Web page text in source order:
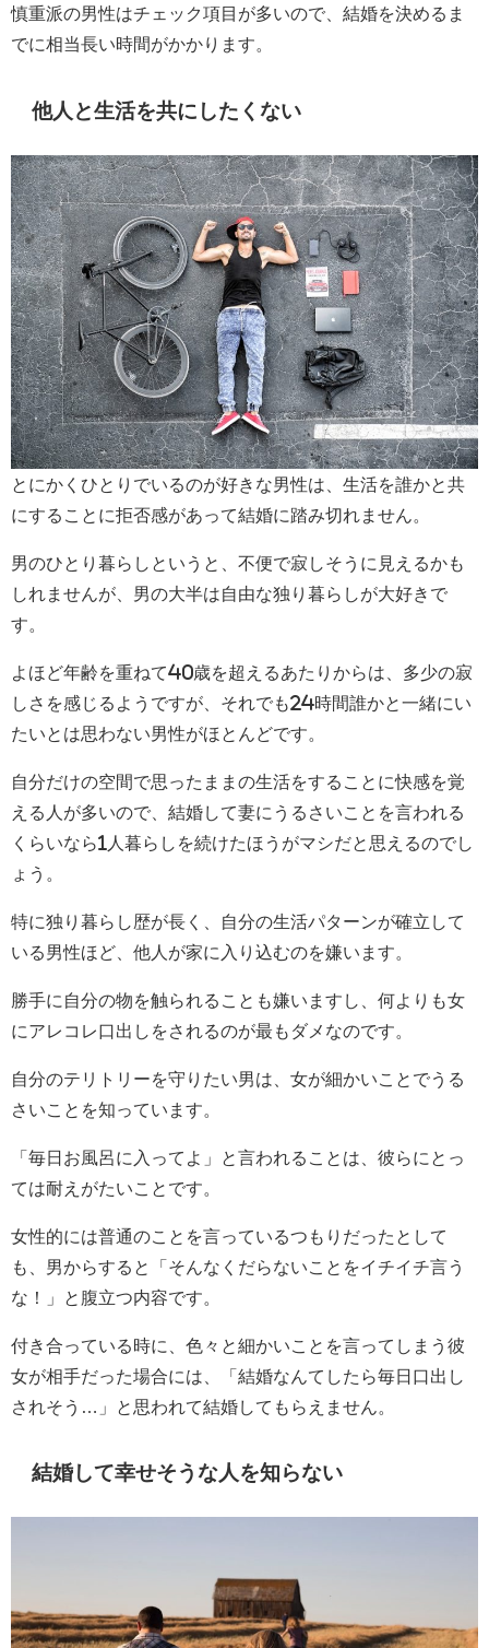
慎重派の男性はチェック項目が多いので、結婚を決めるま
でに相当長い時間がかかります。
他人と生活を共にしたくない
とにかくひとりでいるのが好きな男性は、生活を誰かと共
にすることに拒否感があって結婚に踏み切れません。
男のひとり暮らしというと、不便で寂しそうに見えるかも
しれませんが、男の大半は自由な独り暮らしが大好きで
す。
よほど年齢を重ねて40歳を超えるあたりからは、多少の寂
しさを感じるようですが、それでも24時間誰かと一緒にい
たいとは思わない男性がほとんどです。
自分だけの空間で思ったままの生活をすることに快感を覚
える人が多いので、結婚して妻にうるさいことを言われる
くらいなら1人暮らしを続けたほうがマシだと思えるのでし
ょう。
特に独り暮らし歴が長く、自分の生活パターンが確立して
いる男性ほど、他人が家に入り込むのを嫌います。
勝手に自分の物を触られることも嫌いますし、何よりも女
にアレコレ口出しをされるのが最もダメなのです。
自分のテリトリーを守りたい男は、女が細かいことでうる
さいことを知っています。
「毎日お風呂に入ってよ」と言われることは、彼らにとっ
ては耐えがたいことです。
女性的には普通のことを言っているつもりだったとして
も、男からすると「そんなくだらないことをイチイチ言う
な！」と腹立つ内容です。
付き合っている時に、色々と細かいことを言ってしまう彼
女が相手だった場合には、「結婚なんてしたら毎日口出し
されそう…」と思われて結婚してもらえません。
結婚して幸せそうな人を知らない